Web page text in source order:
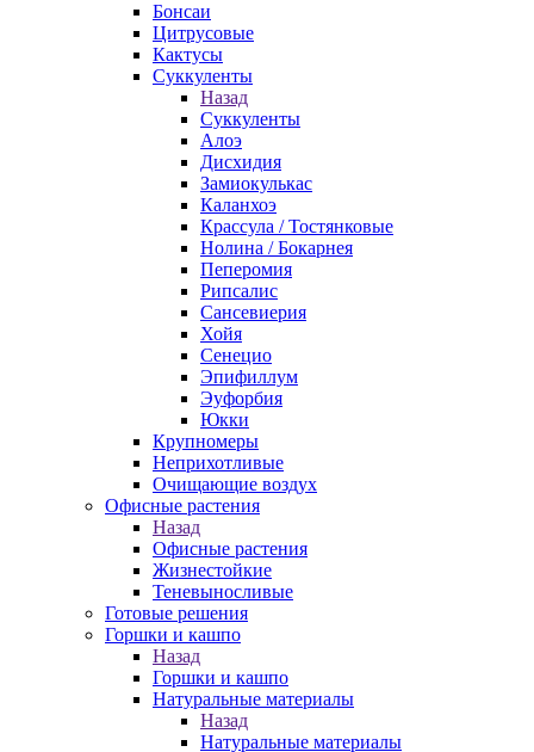
Бонсаи
Цитрусовые
Кактусы
Суккуленты
Назад
Суккуленты
Алоэ
Дисхидия
Замиокулькас
Каланхоэ
Крассула / Тостянковые
Нолина / Бокарнея
Пеперомия
Рипсалис
Сансевиерия
Хойя
Сенецио
Эпифиллум
Эуфорбия
Юкки
Крупномеры
Неприхотливые
Очищающие воздух
Офисные растения
Назад
Офисные растения
Жизнестойкие
Теневыносливые
Готовые решения
Горшки и кашпо
Назад
Горшки и кашпо
Натуральные материалы
Назад
Натуральные материалы